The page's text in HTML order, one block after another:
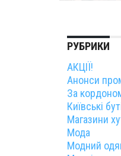
РУБРИКИ
АКЦІЇ!
Анонси
За
Київські
Магазини
Мода
Модний